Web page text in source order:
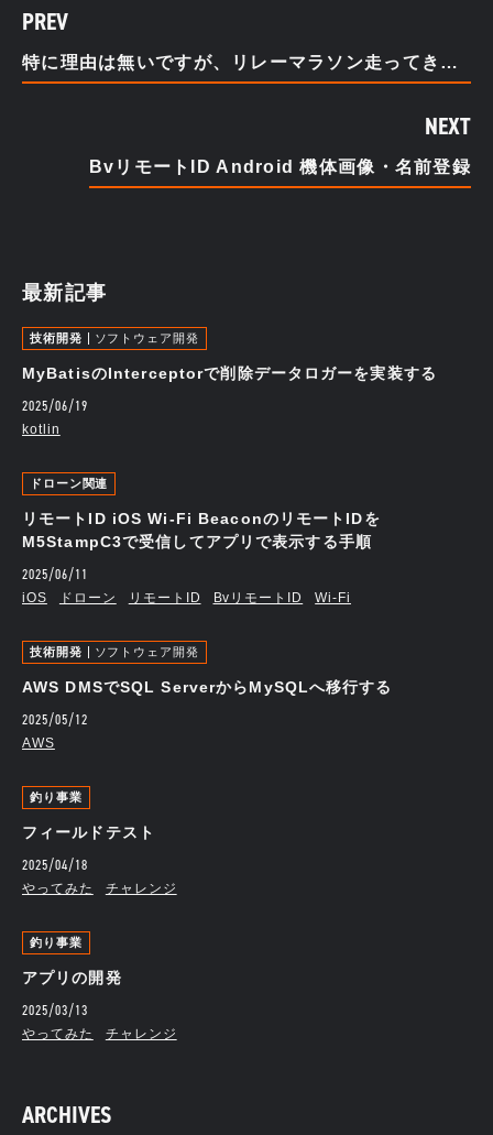
PREV
特に理由は無いですが、リレーマラソン走ってきました。
NEXT
BvリモートID Android 機体画像・名前登録
最新記事
技術開発 ソフトウェア開発
MyBatisのInterceptorで削除データロガーを実装する
2025/06/19
kotlin
ドローン関連
リモートID iOS Wi-Fi BeaconのリモートIDを
M5StampC3で受信してアプリで表示する手順
2025/06/11
iOS ドローン リモートID BvリモートID Wi-Fi
技術開発 ソフトウェア開発
AWS DMSでSQL ServerからMySQLへ移行する
2025/05/12
AWS
釣り事業
フィールドテスト
2025/04/18
やってみた チャレンジ
釣り事業
アプリの開発
2025/03/13
やってみた チャレンジ
ARCHIVES